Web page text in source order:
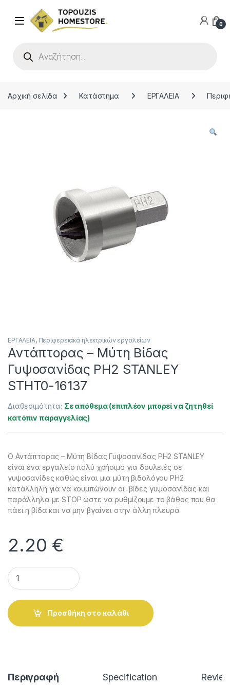
0
Αρχική σελίδα Κατάστημα ΕΡΓΑΛΕΙΑ
ΕΡΓΑΛΕΙΑ, Περιφερειακά ηλεκτρικών εργαλείων
Αντάπτορας – Μύτη Βίδας
Γυψοσανίδας PH2 STANLEY
STHT0-16137
Διαθεσιμότητα: Σε απόθεμα (επιπλέον μπορεί να ζητηθεί
κατόπιν παραγγελίας)
Ο Αντάπτορας – Μύτη Βίδας Γυψοσανίδας PH2 STANLEY
είναι ένα εργαλείο πολύ χρήσιμο για δουλειές σε
γυψοσανίδες καθώς είναι μια μύτη βιδολόγου PH2
κατάλληλη για να κουμπώνουν οι βίδες γυψοσανίδας και
παράλληλα με STOP ώστε να ρυθμίζουμε το βάθος που θα
πάει η βίδα και να μην βγαίνει στην άλλη πλευρά.
2.20 €
Αντάπτορας - Μύτη Βίδας Γυψοσανίδας PH2 STANLEY
Προσθήκη στο καλάθι
Περιγραφή Specification